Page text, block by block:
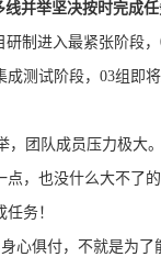
线并举坚决按时完成
制进入最紧张阶段，
成测试阶段，03组即
团队成员压力极大
点，也没什么大不了
务！
心俱付，不就是为了